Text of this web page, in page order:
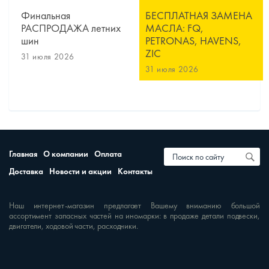
Финальная
РАСПРОДАЖА летних
шин
31 июля 2026
БЕСПЛАТНАЯ ЗАМЕНА
МАСЛА: FQ,
PETRONAS, HAVENS,
ZIC
31 июля 2026
Главная О компании
Оплата
Доставка
Новости и акции Контакты
Наш интернет-магазин предлагает Вашему вниманию большой
ассортимент запасных частей на иномарки: в продаже детали подвески,
двигатели, ходовой части, расходники.